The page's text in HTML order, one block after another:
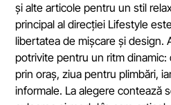
și alte articole pentru un stil
principal al direcției Lifestyle
libertatea de mișcare și design.
potrivite pentru un ritm
prin oraș, ziua pentru plimbări,
informale. La alegere contează